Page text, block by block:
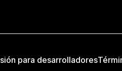
para desarrolladores